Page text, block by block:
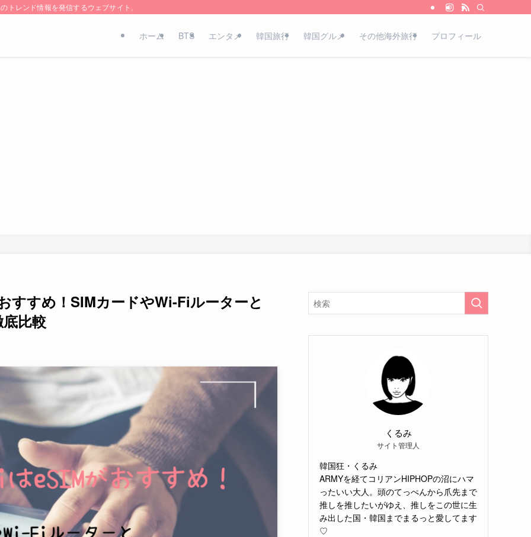
トレンド情報を発信するウェブサイト。
ホーム BTS エンタメ 韓国旅行 韓国グルメ その他海外旅行 プロフィール
すすめ！SIMカードやWi-Fiルーターと
比較
くるみ
サイト管理人
韓国狂・くるみ
ARMYを経てコリアンHIPHOPの沼にハマ
ったいい大人。頭のてっぺんから爪先まで
推しを推したいがゆえ、推しをこの世に生
み出した国・韓国までまるっと愛してます
♡